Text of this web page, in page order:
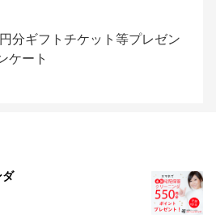
分ギフトチケット等プレゼン
ケート
ダ